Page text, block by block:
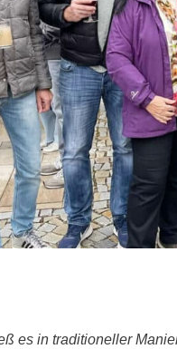
es in traditioneller